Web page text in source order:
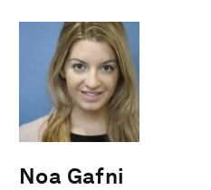
Noa Gafni